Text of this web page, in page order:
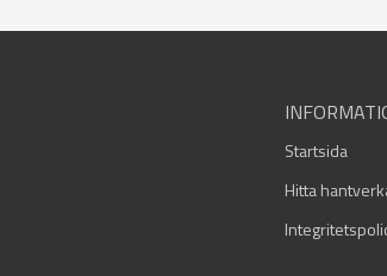
Startsida
Hitta